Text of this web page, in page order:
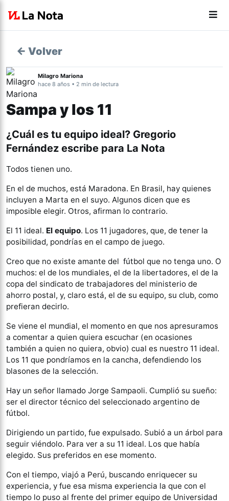
← Volver
Milagro Mariona
hace 8 años • 2 min de lectura
Sampa y los 11
¿Cuál es tu equipo ideal? Gregorio
Fernández escribe para La Nota
Todos tienen uno.
En el de muchos, está Maradona. En Brasil, hay quienes
incluyen a Marta en el suyo. Algunos dicen que es
imposible elegir. Otros, afirman lo contrario.
El 11 ideal. El equipo. Los 11 jugadores, que, de tener la
posibilidad, pondrías en el campo de juego.
Creo que no existe amante del fútbol que no tenga uno. O
muchos: el de los mundiales, el de la libertadores, el de la
copa del sindicato de trabajadores del ministerio de
ahorro postal, y, claro está, el de su equipo, su club, como
prefieran decirlo.
Se viene el mundial, el momento en que nos apresuramos
a comentar a quien quiera escuchar (en ocasiones
también a quien no quiera, obvio) cual es nuestro 11 ideal.
Los 11 que pondríamos en la cancha, defendiendo los
blasones de la selección.
Hay un señor llamado Jorge Sampaoli. Cumplió su sueño:
ser el director técnico del seleccionado argentino de
fútbol.
Dirigiendo un partido, fue expulsado. Subió a un árbol para
seguir viéndolo. Para ver a su 11 ideal. Los que había
elegido. Sus preferidos en ese momento.
Con el tiempo, viajó a Perú, buscando enriquecer su
experiencia, y fue esa misma experiencia la que con el
tiempo lo puso al frente del primer equipo de Universidad